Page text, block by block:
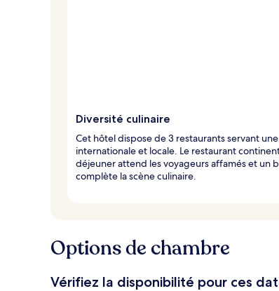
Diversité culinaire
Cet hôtel dispose de 3 restaurants servant
internationale et locale. Le restaurant
déjeuner attend les voyageurs affamés et un
complète la scène culinaire.
Options de chambre
Vérifiez la disponibilité pour ces